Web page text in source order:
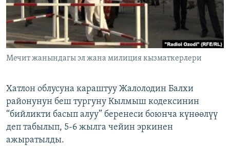
ЫҢГАЙСЫЗ СУРООЛОР
ЭЕ/АРнун бардык сайттары
Мечит жанындагы эл жана милиция кызматкерлери
Хатлон облусуна караштуу Жалолодин Балхи
районунун беш тургуну Кылмыш кодексинин
“бийликти басып алуу” беренеси боюнча күнөөлүү
деп табылып, 5-6 жылга чейин эркинен
ажыратылды.